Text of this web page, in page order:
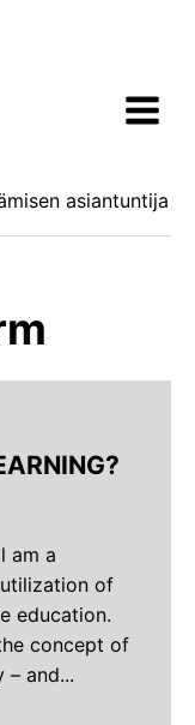
asiantuntija
am a
of
education.
concept of
– and...